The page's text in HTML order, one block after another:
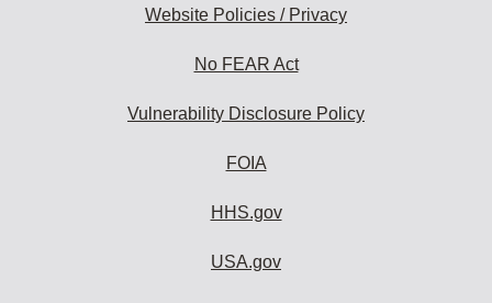
Website Policies / Privacy
No FEAR Act
Vulnerability Disclosure Policy
FOIA
HHS.gov
USA.gov